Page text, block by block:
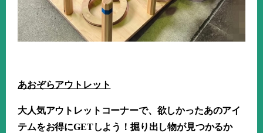
あおぞらアウトレット
大人気アウトレットコーナーで、欲しかったあのアイ
テムをお得にGETしよう！掘り出し物が見つかるか